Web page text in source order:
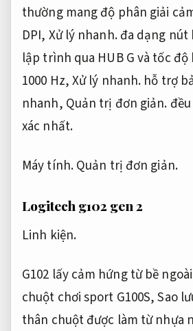
thường mang độ phân giải
DPI, Xử lý nhanh.đa dạng nút
lập trình qua HUB G và tốc độ
1000 Hz,Xử lý nhanh. hỗ trợ
nhanh, Quản trị đơn giản.
xác nhất.
Máy tính.Quản trị đơn giản.
Logitech g102 gen 2
Linh kiện.
G102 lấy cảm hứng từ bề
chuột chơi sport G100S,Sao
thân chuột được làm từ nhựa